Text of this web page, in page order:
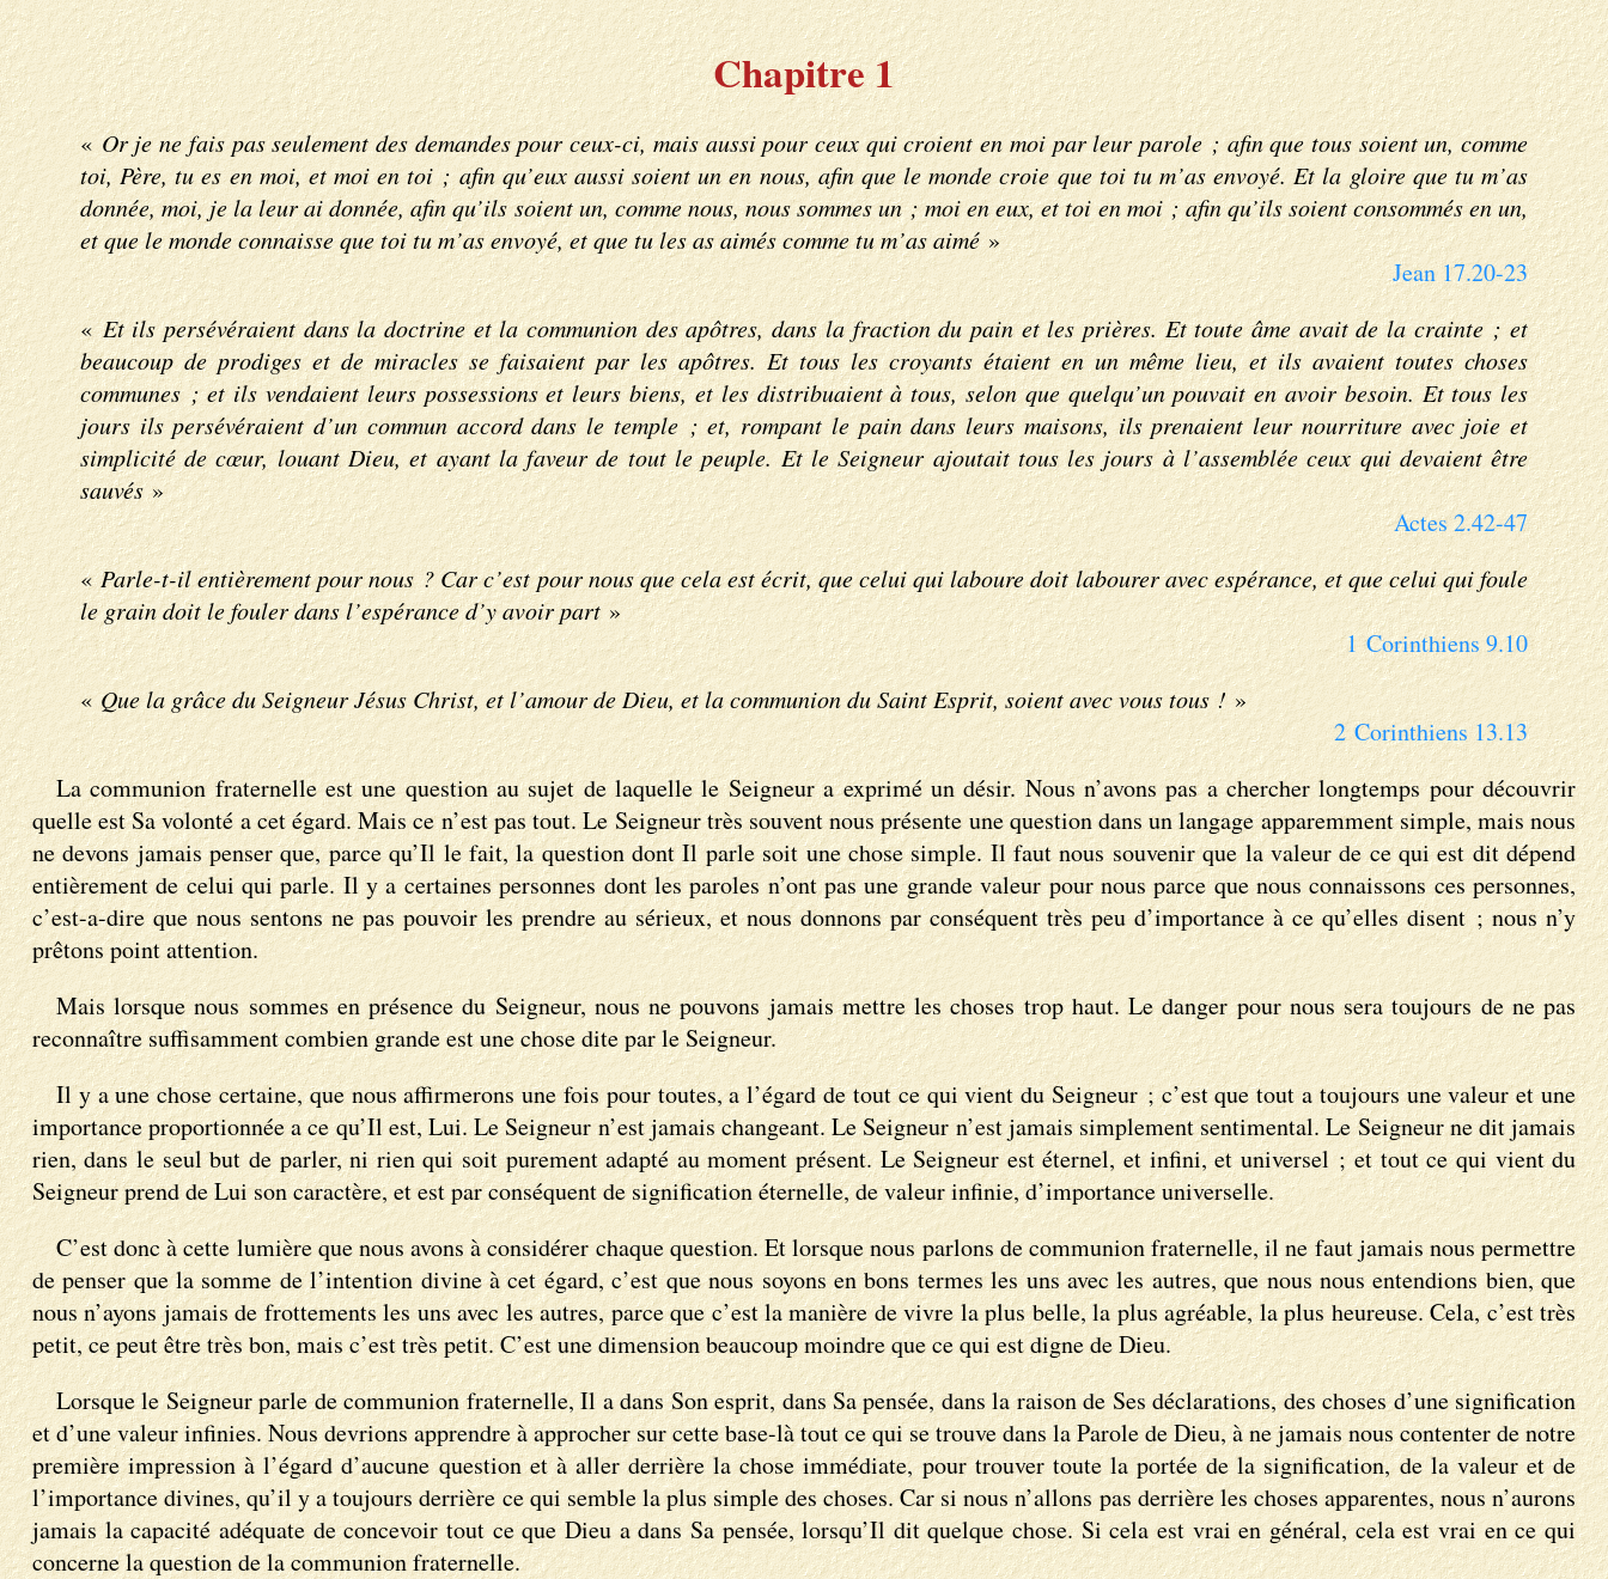
Chapitre 1
« Or je ne fais pas seulement des demandes pour ceux-ci, mais aussi pour ceux qui croient en moi par leur parole ; afin que tous soient un, comme
toi, Père, tu es en moi, et moi en toi ; afin qu’eux aussi soient un en nous, afin que le monde croie que toi tu m’as envoyé. Et la gloire que tu m’as
donnée, moi, je la leur ai donnée, afin qu’ils soient un, comme nous, nous sommes un ; moi en eux, et toi en moi ; afin qu’ils soient consommés en un,
et que le monde connaisse que toi tu m’as envoyé, et que tu les as aimés comme tu m’as aimé»
Jean 17.20-23
«Et ils persévéraient dans la doctrine et la communion des apôtres, dans la fraction du pain et les prières. Et toute âme avait de la crainte ; et
beaucoup de prodiges et de miracles se faisaient par les apôtres. Et tous les croyants étaient en un même lieu, et ils avaient toutes choses
communes ; et ils vendaient leurs possessions et leurs biens, et les distribuaient à tous, selon que quelqu’un pouvait en avoir besoin. Et tous les
jours ils persévéraient d’un commun accord dans le temple ; et, rompant le pain dans leurs maisons, ils prenaient leur nourriture avec joie et
simplicité de cœur, louant Dieu, et ayant la faveur de tout le peuple. Et le Seigneur ajoutait tous les jours à l’assemblée ceux qui devaient être
sauvés»
Actes 2.42-47
«Parle-t-il entièrement pour nous ? Car c’est pour nous que cela est écrit, que celui qui laboure doit labourer avec espérance, et que celui qui foule
le grain doit le fouler dans l’espérance d’y avoir part»
1 Corinthiens 9.10
«Que la grâce du Seigneur Jésus Christ, et l’amour de Dieu, et la communion du Saint Esprit, soient avec vous tous !»
2 Corinthiens 13.13
La communion fraternelle est une question au sujet de laquelle le Seigneur a exprimé un désir. Nous n’avons pas a chercher longtemps pour découvrir
quelle est Sa volonté a cet égard. Mais ce n’est pas tout. Le Seigneur très souvent nous présente une question dans un langage apparemment simple, mais nous
ne devons jamais penser que, parce qu’Il le fait, la question dont Il parle soit une chose simple. Il faut nous souvenir que la valeur de ce qui est dit dépend
entièrement de celui qui parle. Il y a certaines personnes dont les paroles n’ont pas une grande valeur pour nous parce que nous connaissons ces personnes,
c’est-a-dire que nous sentons ne pas pouvoir les prendre au sérieux, et nous donnons par conséquent très peu d’importance à ce qu’elles disent ; nous n’y
prêtons point attention.
Mais lorsque nous sommes en présence du Seigneur, nous ne pouvons jamais mettre les choses trop haut. Le danger pour nous sera toujours de ne pas
reconnaître suffisamment combien grande est une chose dite par le Seigneur.
Il y a une chose certaine, que nous affirmerons une fois pour toutes, a l’égard de tout ce qui vient du Seigneur ; c’est que tout a toujours une valeur et une
importance proportionnée a ce qu’Il est, Lui. Le Seigneur n’est jamais changeant. Le Seigneur n’est jamais simplement sentimental. Le Seigneur ne dit jamais
rien, dans le seul but de parler, ni rien qui soit purement adapté au moment présent. Le Seigneur est éternel, et infini, et universel ; et tout ce qui vient du
Seigneur prend de Lui son caractère, et est par conséquent de signification éternelle, de valeur infinie, d’importance universelle.
C’est donc à cette lumière que nous avons à considérer chaque question. Et lorsque nous parlons de communion fraternelle, il ne faut jamais nous permettre
de penser que la somme de l’intention divine à cet égard, c’est que nous soyons en bons termes les uns avec les autres, que nous nous entendions bien, que
nous n’ayons jamais de frottements les uns avec les autres, parce que c’est la manière de vivre la plus belle, la plus agréable, la plus heureuse. Cela, c’est très
petit, ce peut être très bon, mais c’est très petit. C’est une dimension beaucoup moindre que ce qui est digne de Dieu.
Lorsque le Seigneur parle de communion fraternelle, Il a dans Son esprit, dans Sa pensée, dans la raison de Ses déclarations, des choses d’une signification
et d’une valeur infinies. Nous devrions apprendre à approcher sur cette base-là tout ce qui se trouve dans la Parole de Dieu, à ne jamais nous contenter de notre
première impression à l’égard d’aucune question et à aller derrière la chose immédiate, pour trouver toute la portée de la signification, de la valeur et de
l’importance divines, qu’il y a toujours derrière ce qui semble la plus simple des choses. Car si nous n’allons pas derrière les choses apparentes, nous n’aurons
jamais la capacité adéquate de concevoir tout ce que Dieu a dans Sa pensée, lorsqu’Il dit quelque chose. Si cela est vrai en général, cela est vrai en ce qui
concerne la question de la communion fraternelle.